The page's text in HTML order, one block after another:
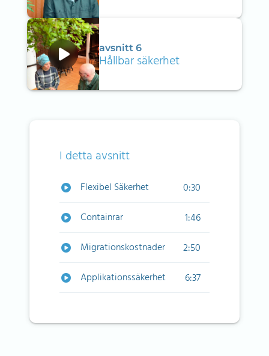
avsnitt 6
Hållbar säkerhet
I detta avsnitt
Flexibel Säkerhet
0:30
Containrar
1:46
Migrationskostnader
2:50
Applikationssäkerhet
6:37